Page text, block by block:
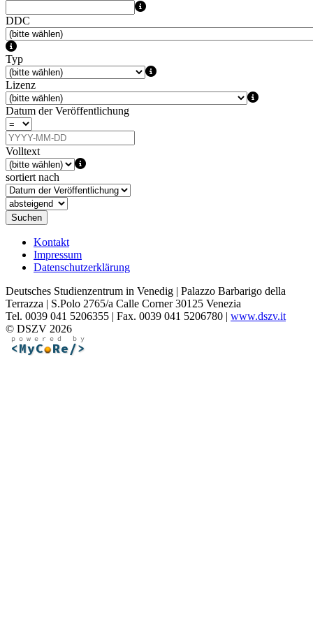
DDC
Typ
Lizenz
Datum der Veröffentlichung
Volltext
sortiert nach
Suchen
Kontakt
Impressum
Datenschutzerklärung
Deutsches Studienzentrum in Venedig | Palazzo Barbarigo della
Terrazza | S.Polo 2765/a Calle Corner 30125 Venezia
Tel. 0039 041 5206355 | Fax. 0039 041 5206780 | www.dszv.it
© DSZV 2026